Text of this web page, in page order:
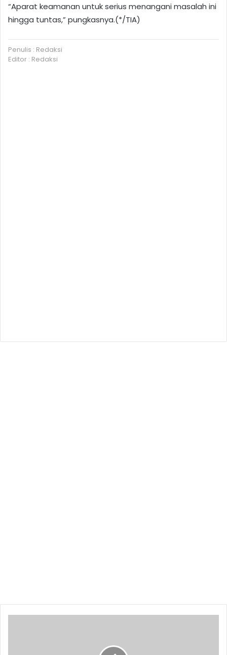
“Aparat keamanan untuk serius menangani masalah ini
hingga tuntas,” pungkasnya.(*/TIA)
Penulis : Redaksi
Editor : Redaksi